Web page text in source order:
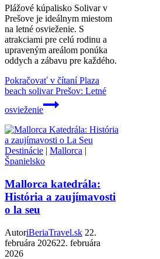
Plážové kúpalisko Solivar v
Prešove je ideálnym miestom
na letné osvieženie. S
atrakciami pre celú rodinu a
upraveným areálom ponúka
oddych a zábavu pre každého.
Pokračovať v čítaníPlaza
beach solivar Prešov: Letné
osvieženie
Destinácie | Mallorca |
Španielsko
Mallorca katedrála:
História a zaujímavosti
o la seu
AutoriBeriaTravel.sk 22.
februára 202622. februára
2026